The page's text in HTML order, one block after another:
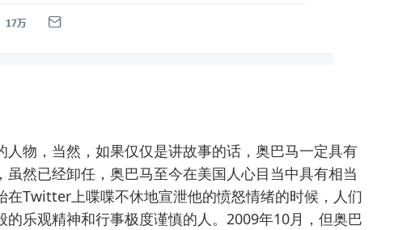
物，当然，如果仅仅是讲故事的话，奥巴马一定具有
然已经卸任，奥巴马至今在美国人心目当中具有相当
在Twitter上喋喋不休地宣泄他的愤怒情绪的时候，人们
乐观精神和行事极度谨慎的人。2009年10月，但奥巴